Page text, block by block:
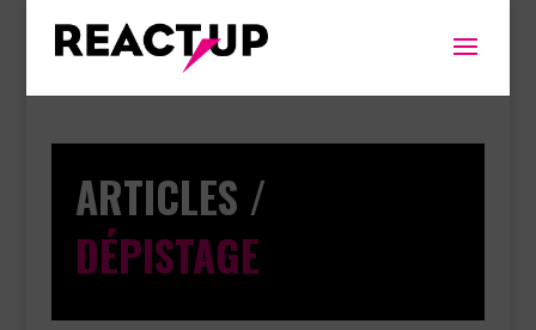
ARTICLES /
DÉPISTAGE